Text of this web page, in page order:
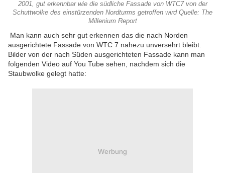
2001, gut erkennbar wie die südliche Fassade von WTC7 von der
Schuttwolke des einstürzenden Nordturms getroffen wird Quelle: The
Millenium Report
Man kann auch sehr gut erkennen das die nach Norden
ausgerichtete Fassade von WTC 7 nahezu unversehrt bleibt.
Bilder von der nach Süden ausgerichteten Fassade kann man
folgenden Video auf You Tube sehen, nachdem sich die
Staubwolke gelegt hatte:
Werbung